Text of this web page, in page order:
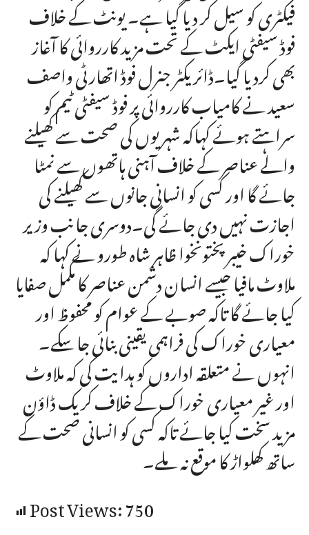
فیکٹری کو سیل کر دیا گیا ہے۔ یونٹ کے خلاف
فوڈ سیفٹی ایکٹ کے تحت مزید کارروائی کا آغاز
بھی کردیا گیا۔ڈائریکٹر جنرل فوڈ اتھارٹی واصف
سعید نے کامیاب کارروائی پر فوڈ سیفٹی ٹیم کو
سراہتے ہوئے کہاکہ شہریوں کی صحت سے کھیلنے
والے عناصر کے خلاف آہنی ہاتھوں سے نمٹا
جائے گا اور کسی کو انسانی جانوں سے کھیلنے کی
اجازت نہیں دی جائے گی۔دوسری جانب وزیر
خوراک خیبر پختونخوا ظاہر شاہ طورو نے کہا کہ
ملاوٹ مافیا جیسے انسان دشمن عناصر کا مکمل صفایا
کیا جائے گا تاکہ صوبے کے عوام کو محفوظ اور
معیاری خوراک کی فراہمی یقینی بنائی جا سکے۔
انہوں نے متعلقہ اداروں کو ہدایت کی کہ ملاوٹ
اور غیر معیاری خوراک کے خلاف کریک ڈاؤن
مزید سخت کیا جائے تاکہ کسی کو انسانی صحت کے
ساتھ کھلواڑ کا موقع نہ ملے۔
Post Views:750